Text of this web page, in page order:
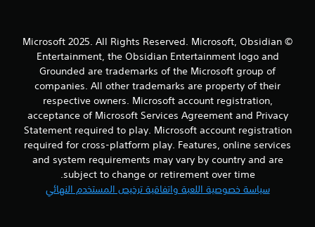
© Microsoft 2025. All Rights Reserved. Microsoft, Obsidian
Entertainment, the Obsidian Entertainment logo and
Grounded are trademarks of the Microsoft group of
companies. All other trademarks are property of their
respective owners. Microsoft account registration,
acceptance of Microsoft Services Agreement and Privacy
Statement required to play. Microsoft account registration
required for cross-platform play. Features, online services
and system requirements may vary by country and are
subject to change or retirement over time.
سياسة خصوصية اللعبة واتفاقية ترخيص المستخدم النهائي